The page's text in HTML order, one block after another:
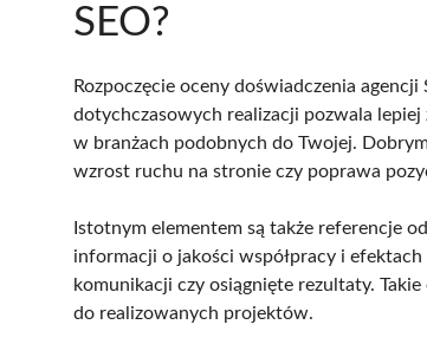
SEO?
Rozpoczęcie oceny doświadczenia
dotychczasowych realizacji pozwala
w branżach podobnych do Twojej.
wzrost ruchu na stronie czy poprawa
Istotnym elementem są także referencje
informacji o jakości współpracy i
komunikacji czy osiągnięte rezultaty.
do realizowanych projektów.